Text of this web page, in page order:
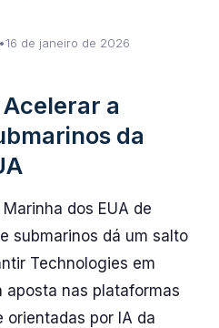
•16 de janeiro de 2026
a
da
dos EUA de
submarinos dá um salto
Technologies em
aposta nas plataformas
orientadas por IA da